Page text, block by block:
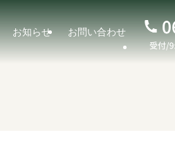
お知らせ お問い合わせ